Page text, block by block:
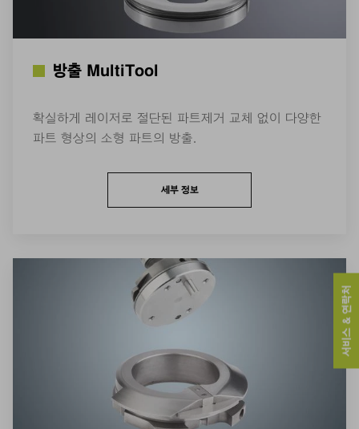
방출 MultiTool
확실하게 레이저로 절단된 파트제거 교체 없이 다양한
파트 형상의 소형 파트의 방출.
세부 정보
서비스 & 연락처